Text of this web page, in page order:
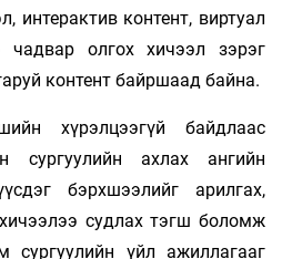
интерактив контент, виртуал
чадвар олгох хичээл зэрэг
контент байршаад байна.
хүрэлцээгүй байдлаас
сургуулийн ахлах ангийн
бэрхшээлийг арилгах,
судлах тэгш боломж
сургуулийн үйл ажиллагааг